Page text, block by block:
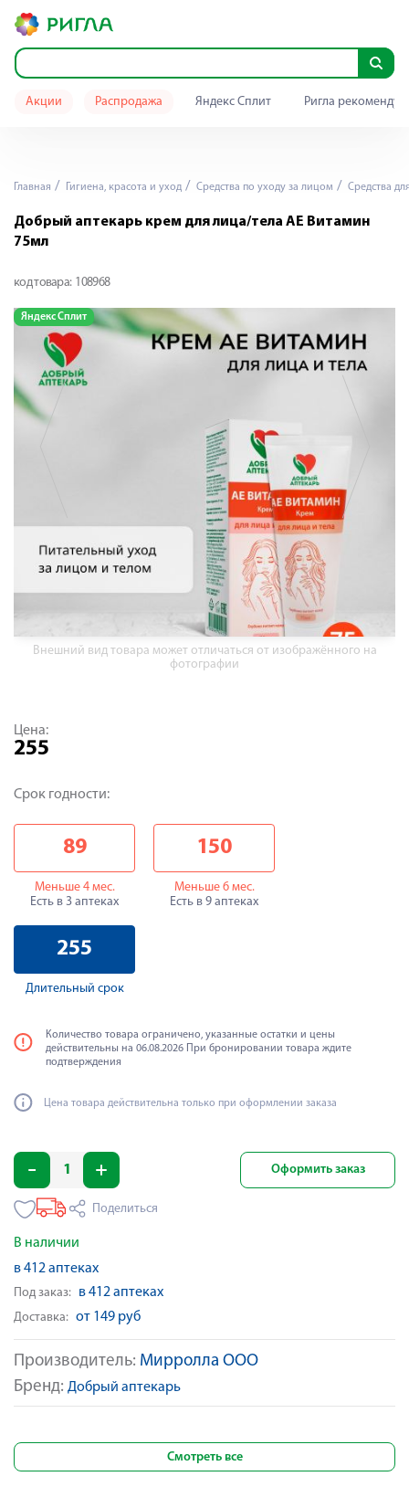
Акции Распродажа Яндекс Сплит Ригла
Главная Гигиена, красота и уход Средства по уходу за лицом Средства
Добрый аптекарь крем для лица/тела АЕ Витамин
75мл
код товара: 108968
Яндекс Сплит
Внешний вид товара может отличаться от изображённого на
фотографии
Производитель: Мирролла ООО
Бренд: Добрый аптекарь
Цена:
255
Срок годности:
89
Меньше 4 мес.
Есть в 3 аптеках
150
Меньше 6 мес.
Есть в 9 аптеках
255
Длительный срок
Количество товара ограничено, указанные остатки и цены
действительны на 06.08.2026 При бронировании товара ждите
подтверждения
Цена товара действительна только при оформлении заказа
Оформить заказ
Поделиться
В наличии
в 412 аптеках
Под заказ: в 412 аптеках
Доставка: от 149 руб
Смотреть все